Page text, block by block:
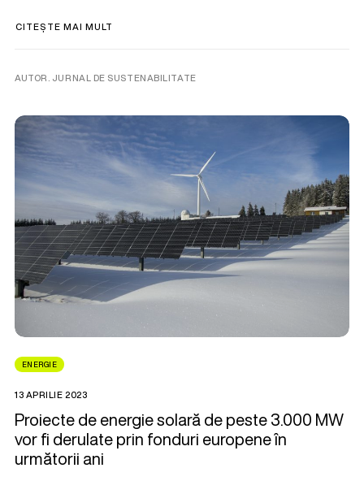
CITEȘTE MAI MULT
AUTOR. JURNAL DE SUSTENABILITATE
ENERGIE
13 APRILIE 2023
Proiecte de energie solară de peste 3.000 MW
vor fi derulate prin fonduri europene în
următorii ani